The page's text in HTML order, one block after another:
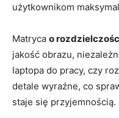
użytkownikom
Matryca⁣ o
‌jakość ⁢obrazu,
‌laptopa do pracy, czy
detale wyraźne, co
staje się przyjemnością.